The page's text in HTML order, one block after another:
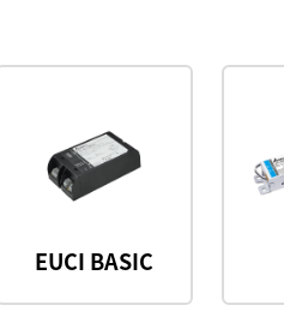
EUCI BASIC